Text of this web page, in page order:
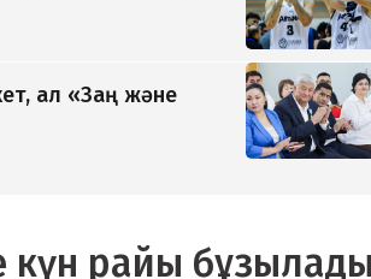
ал «Заң және
күн райы